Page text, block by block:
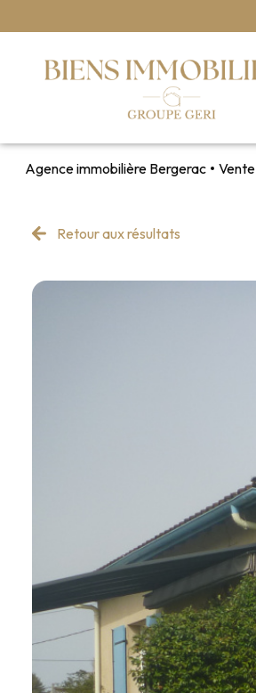
Agence immobilière Bergerac Vente
Retour aux résultats